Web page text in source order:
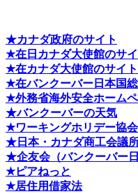
★カナダ政府のサイト
★在日カナダ大使館のサイ
★在カナダ大使館のサイト
★在バンクーバー日本国
★外務省海外安全ホーム
★バンクーバーの天気
★ワーキングホリデー協会
★日本・カナダ商工会議
★企友会（バンクーバー日
★ピアねっと
★居住用借家法